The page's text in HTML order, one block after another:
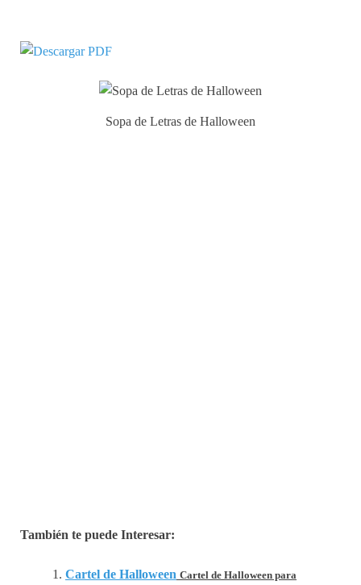
Sopa de Letras de Halloween
También te puede Interesar:
Cartel de Halloween Cartel de Halloween para